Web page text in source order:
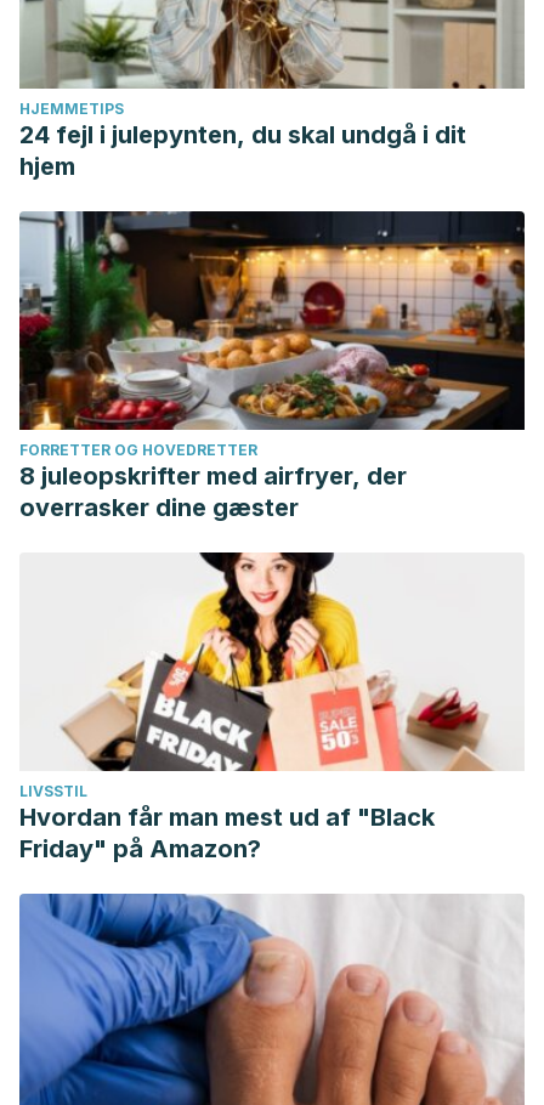
LOPEZ ERENAS, CAROLINA (2016). RESISTENCIA DE LOS
BRACKETS DE ZAFIRO A LAS FUERZAS DE COMPRENSION,
CIZALLA Y TORSION.
Riatti, R. Digital Smile Design a 3M™ Clarity™ ADVANCED
Keramické Zámky: dokonalá synergie Digital Smile Design
and 3M™ Clarity™ ADVANCED Ceramic Brackets: the perfect
synergy.
Cruz Vallejos, Y. Y. (2019). Comparación de la adhesión de
streptococcus mutans atcc 25175 sobre la superficie de
brackets metálicos, cerámicos, resina y zafiro.
Yang, L., Yin, G., Liao, X., Yin, X., & Ye, N. (2019). A novel
customized ceramic bracket for esthetic orthodontics: in
vitro study.Progress in Orthodontics,20(1), 1-10.
Villacetín Domínguez, I. G. Evaluación In vitro de la
pigmentación en brackets estéticos expuestos a bebidas y
condimentos.
HJEMMETIPS
24 fejl i julepynten, du skal undgå i dit
hjem
FORRETTER OG HOVEDRETTER
8 juleopskrifter med airfryer, der
overrasker dine gæster
LIVSSTIL
Hvordan får man mest ud af "Black
Friday" på Amazon?